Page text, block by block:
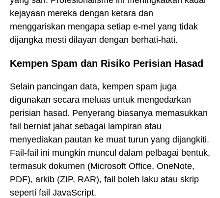
kejayaan mereka dengan ketara dan
menggariskan mengapa setiap e-mel yang tidak
dijangka mesti dilayan dengan berhati-hati.
Kempen Spam dan Risiko Perisian Hasad
Selain pancingan data, kempen spam juga
digunakan secara meluas untuk mengedarkan
perisian hasad. Penyerang biasanya memasukkan
fail berniat jahat sebagai lampiran atau
menyediakan pautan ke muat turun yang dijangkiti.
Fail-fail ini mungkin muncul dalam pelbagai bentuk,
termasuk dokumen (Microsoft Office, OneNote,
PDF), arkib (ZIP, RAR), fail boleh laku atau skrip
seperti fail JavaScript.